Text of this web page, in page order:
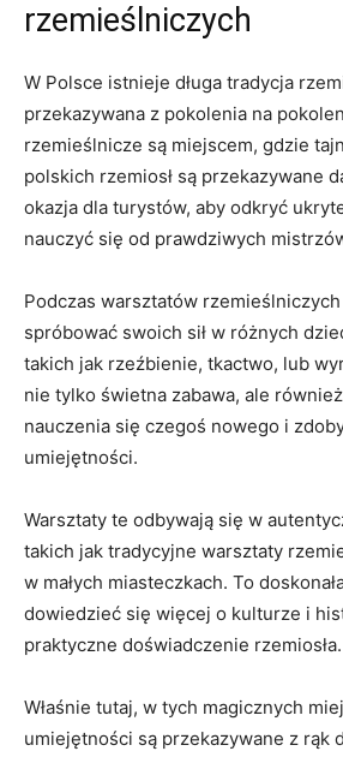
rzemieślniczych
W Polsce istnieje długa tradycja
przekazywana z pokolenia ​na
rzemieślnicze są miejscem, gdzie⁣
polskich rzemiosł są ⁣przekazywane
‍okazja dla turystów, aby odkryć
nauczyć się od prawdziwych
Podczas warsztatów
spróbować swoich sił w różnych
takich jak ​rzeźbienie, tkactwo, lub
nie tylko świetna zabawa, ale
nauczenia się czegoś nowego i
umiejętności.
Warsztaty te odbywają się w
takich jak tradycyjne warsztaty
w małych miasteczkach. To
dowiedzieć‍ się więcej o kulturze i
praktyczne doświadczenie rzemiosła.
Właśnie tutaj, w ⁣tych ⁢magicznych
umiejętności są przekazywane⁤ z rąk